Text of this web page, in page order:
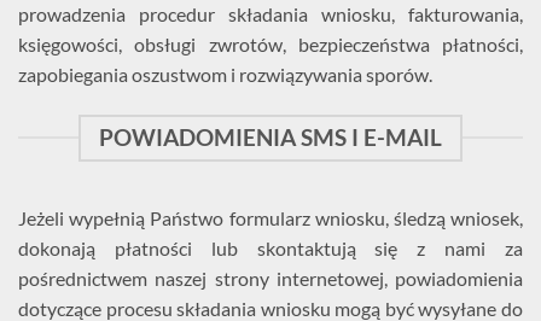
prowadzenia procedur składania wniosku, fakturowania,
księgowości, obsługi zwrotów, bezpieczeństwa płatności,
zapobiegania oszustwom i rozwiązywania sporów.
POWIADOMIENIA SMS I E-MAIL
Jeżeli wypełnią Państwo formularz wniosku, śledzą wniosek,
dokonają płatności lub skontaktują się z nami za
pośrednictwem naszej strony internetowej, powiadomienia
dotyczące procesu składania wniosku mogą być wysyłane do